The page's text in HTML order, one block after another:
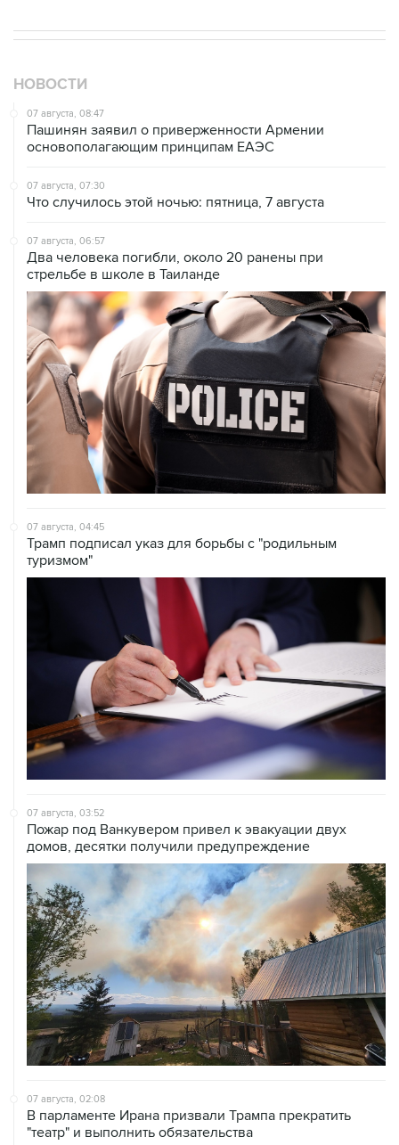
НОВОСТИ
07 августа, 08:47
Пашинян заявил о приверженности Армении
основополагающим принципам ЕАЭС
07 августа, 07:30
Что случилось этой ночью: пятница, 7 августа
07 августа, 06:57
Два человека погибли, около 20 ранены при
стрельбе в школе в Таиланде
07 августа, 04:45
Трамп подписал указ для борьбы с "родильным
туризмом"
07 августа, 03:52
Пожар под Ванкувером привел к эвакуации двух
домов, десятки получили предупреждение
07 августа, 02:08
В парламенте Ирана призвали Трампа прекратить
"театр" и выполнить обязательства